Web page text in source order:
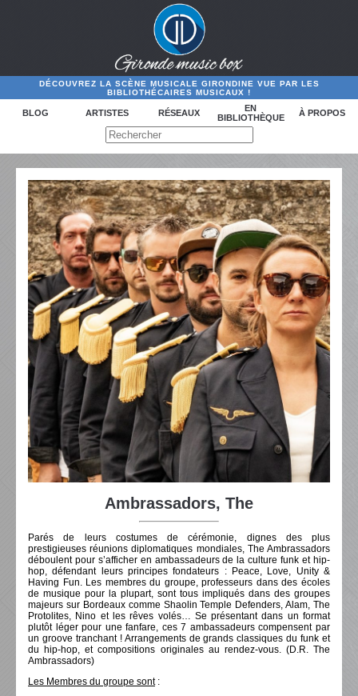
DÉCOUVREZ LA SCÈNE MUSICALE GIRONDINE VUE PAR LES
BIBLIOTHÉCAIRES MUSICAUX !
BLOG ARTISTES RÉSEAUX
EN
BIBLIOTHÈQUE
À PROPOS
Ambrassadors, The
Parés de leurs costumes de cérémonie, dignes des plus
prestigieuses réunions diplomatiques mondiales, The Ambrassadors
déboulent pour s’afficher en ambassadeurs de la culture funk et hip-
hop, défendant leurs principes fondateurs : Peace, Love, Unity &
Having Fun. Les membres du groupe, professeurs dans des écoles
de musique pour la plupart, sont tous impliqués dans des groupes
majeurs sur Bordeaux comme Shaolin Temple Defenders, Alam, The
Protolites, Nino et les rêves volés… Se présentant dans un format
plutôt léger pour une fanfare, ces 7 ambassadeurs compensent par
un groove tranchant ! Arrangements de grands classiques du funk et
du hip-hop, et compositions originales au rendez-vous. (D.R. The
Ambrassadors)
Les Membres du groupe sont: